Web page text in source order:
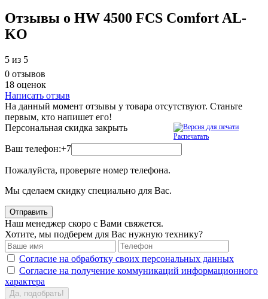
Отзывы о HW 4500 FCS Comfort AL-
KO
5 из 5
0 отзывов
18 оценок
Написать отзыв
На данный момент отзывы у товара отсутствуют. Станьте
первым, кто напишет его!
Распечатать
Персональная скидка закрыть
Ваш телефон:+7
Пожалуйста, проверьте номер телефона.
Мы сделаем скидку специально для Вас.
Отправить
Наш менеджер скоро с Вами свяжется.
Хотите, мы подберем для Вас нужную технику?
Согласие на обработку своих персональных данных
Согласие на получение коммуникаций информационного
характера
Да, подобрать!